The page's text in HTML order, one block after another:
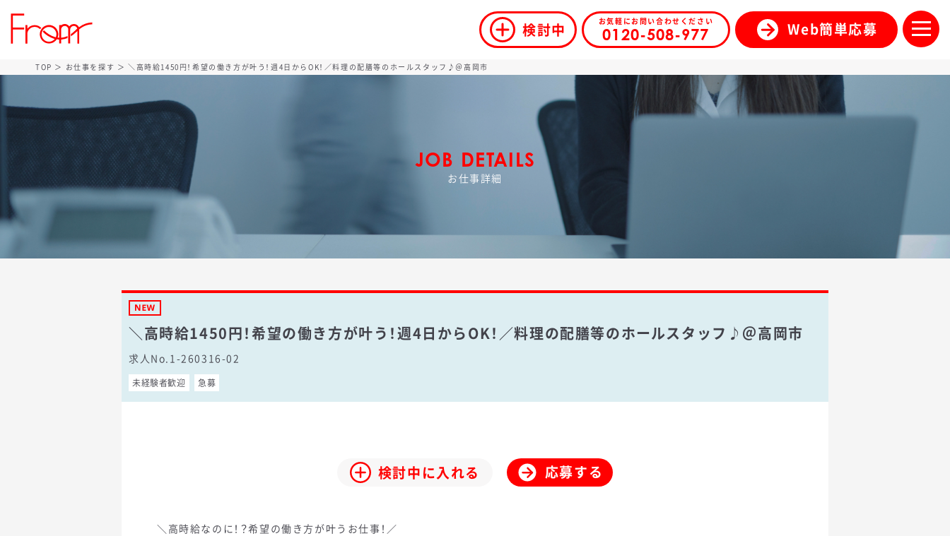
検討中 お気軽にお問い合わせください
0120-508-977 Web簡単応募
TOP ＞ お仕事を探す ＞ ＼高時給1450円！希望の働き方が叶う！週4日からOK！／料理の配膳等のホールスタッフ♪＠高岡市
JOB DETAILS
お仕事詳細
＼高時給1450円！希望の働き方が叶う！週4日からOK！／料理の配膳等のホールスタッフ♪＠高岡市
求人No.1-260316-02
未経験者歓迎 急募
検討中に入れる 応募する
＼高時給なのに！？希望の働き方が叶うお仕事！／